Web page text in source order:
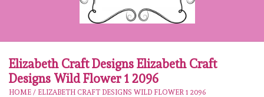
Crealies
Elizabeth Craft Designs Elizabeth Craft
Designs Wild Flower 1 2096
HOME / ELIZABETH CRAFT DESIGNS WILD FLOWER 1 2096